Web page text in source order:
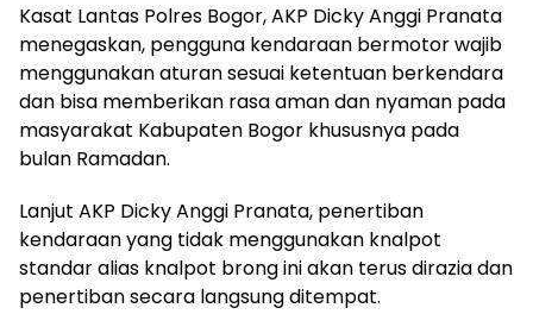
Kasat Lantas Polres Bogor, AKP Dicky Anggi Pranata
menegaskan, pengguna kendaraan bermotor wajib
menggunakan aturan sesuai ketentuan berkendara
dan bisa memberikan rasa aman dan nyaman pada
masyarakat Kabupaten Bogor khususnya pada
bulan Ramadan.
Lanjut AKP Dicky Anggi Pranata, penertiban
kendaraan yang tidak menggunakan knalpot
standar alias knalpot brong ini akan terus dirazia dan
penertiban secara langsung ditempat.